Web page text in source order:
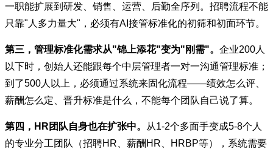
一职能扩展到研发、销售、运营、后勤全序列。招聘流程不能
只靠"人多力量大"，必须有AI接管标准化的初筛和初面环节。
第三，管理标准化需求从"锦上添花"变为"刚需"。 企业200人
以下时，创始人还能跟每个中层管理者一对一沟通管理标准；
到了500人以上，必须通过系统来固化流程——绩效怎么评、
薪酬怎么定、晋升标准是什么，不能每个团队自己说了算。
第四，HR团队自身也在扩张中。
从1-2个多面手变成5-8个人
的专业分工团队（招聘HR、薪酬HR、HRBP等），系统需要